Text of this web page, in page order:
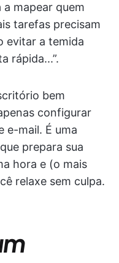
a mapear quem
tarefas precisam
evitar a temida
rápida...”.
bem
configurar
e-mail. É uma
que prepara sua
hora e (o mais
relaxe sem culpa.